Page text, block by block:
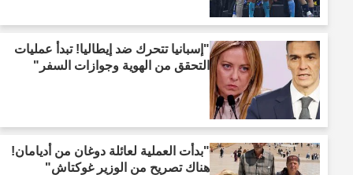
"إسبانيا تتحرك ضد إيطاليا! تبدأ عمليات
التحقق من الهوية وجوازات السفر"
"بدأت العملية لعائلة دوغان من أديامان!
هناك تصريح من الوزير غوكتاش"